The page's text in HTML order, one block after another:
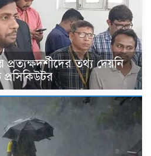
তথ্য দেয়নি
প্রসিকিউটর